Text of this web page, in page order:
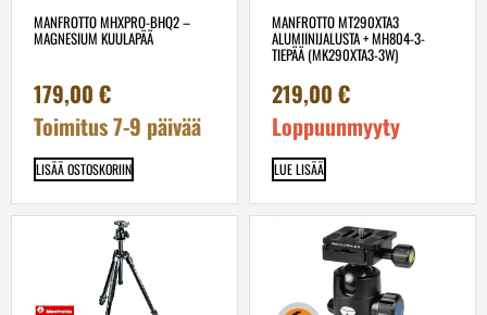
MANFROTTO MHXPRO-BHQ2 –
MAGNESIUM KUULAPÄÄ
179,00 €
Toimitus 7-9 päivää
LISÄÄ OSTOSKORIIN
MANFROTTO MT290XTA3
ALUMIINIJALUSTA + MH804-3-
TIEPÄÄ (MK290XTA3-3W)
219,00 €
Loppuunmyyty
LUE LISÄÄ